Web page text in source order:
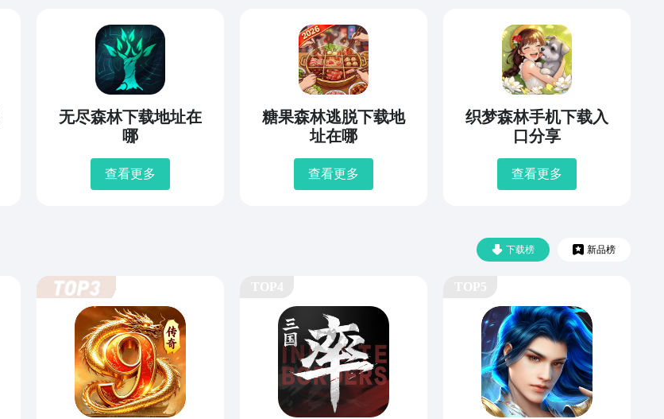
无尽森林下载地址在
哪
查看更多
糖果森林逃脱下载地
址在哪
查看更多
织梦森林手机下载入
口分享
查看更多
下载榜 新品榜